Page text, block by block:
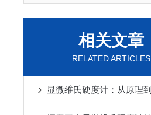
相关文章
RELATED ARTICLES